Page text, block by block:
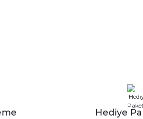
Hediye